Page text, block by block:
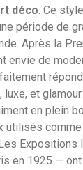
déco. Ce
période de
Après la
envie de
et
en plein
utilisés
Expositions
en 1925 —